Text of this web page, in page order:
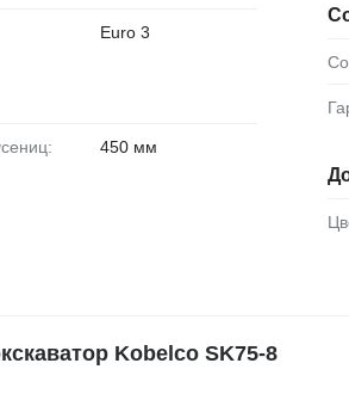
Euro 3
450 мм
Kobelco SK75-8